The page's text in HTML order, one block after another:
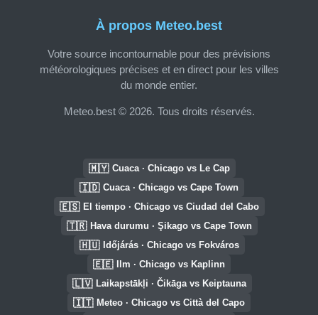
À propos Meteo.best
Votre source incontournable pour des prévisions
météorologiques précises et en direct pour les villes
du monde entier.
Meteo.best © 2026. Tous droits réservés.
🇲🇾 Cuaca · Chicago vs Le Cap
🇮🇩 Cuaca · Chicago vs Cape Town
🇪🇸 El tiempo · Chicago vs Ciudad del Cabo
🇹🇷 Hava durumu · Şikago vs Cape Town
🇭🇺 Időjárás · Chicago vs Fokváros
🇪🇪 Ilm · Chicago vs Kaplinn
🇱🇻 Laikapstākļi · Čikāga vs Keiptauna
🇮🇹 Meteo · Chicago vs Città del Capo